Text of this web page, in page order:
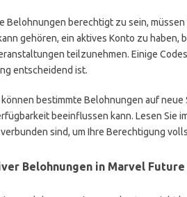
Belohnungen berechtigt zu sein,
gehören, ein aktives Konto zu haben,
teilzunehmen. Einige
entscheidend ist.
bestimmte Belohnungen auf
beeinflussen kann. Lesen Sie
sind, um Ihre Berechtigung
Belohnungen in Marvel